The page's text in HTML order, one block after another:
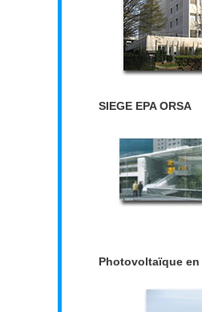
SIEGE EPA ORSA
Photovoltaïque